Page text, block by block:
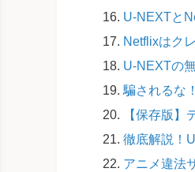
U-NEXTと
Netflixはク
U-NEXTの
騙されるな
【保存版】
徹底解説！
アニメ違法